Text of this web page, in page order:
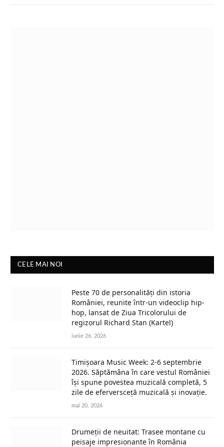
CELE MAI NOI
Peste 70 de personalități din istoria
României, reunite într-un videoclip hip-
hop, lansat de Ziua Tricolorului de
regizorul Richard Stan (Kartel)
iunie 26, 2026
Timișoara Music Week: 2-6 septembrie
2026. Săptămâna în care vestul României
își spune povestea muzicală completă, 5
zile de eferversceță muzicală și inovație.
mai 20, 2026
Drumeții de neuitat: Trasee montane cu
peisaje impresionante în România